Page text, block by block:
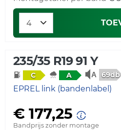
235/35 R19 91 Y
C A 69db
EPREL link (bandenlabel)
€ 177,25
Bandprijs zonder montage